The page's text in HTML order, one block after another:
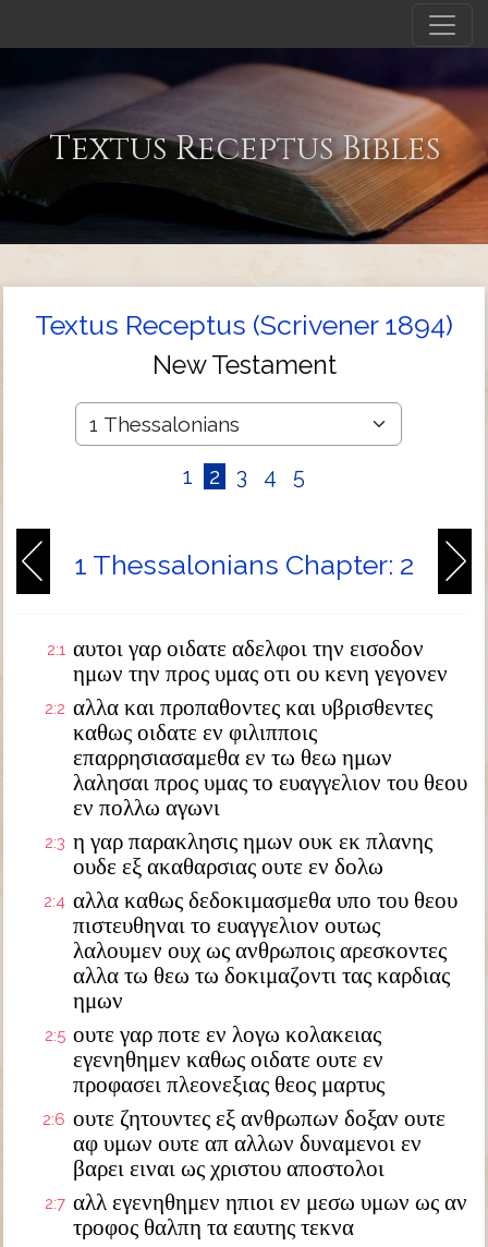
Textus Receptus Bibles
Textus Receptus (Scrivener 1894)
New Testament
1 2 3 4 5
1 Thessalonians Chapter: 2
2:1 αυτοι γαρ οιδατε αδελφοι την εισοδον
ημων την προς υμας οτι ου κενη γεγονεν
2:2 αλλα και προπαθοντες και υβρισθεντες
καθως οιδατε εν φιλιπποις
επαρρησιασαμεθα εν τω θεω ημων
λαλησαι προς υμας το ευαγγελιον του θεου
εν πολλω αγωνι
2:3 η γαρ παρακλησις ημων ουκ εκ πλανης
ουδε εξ ακαθαρσιας ουτε εν δολω
2:4 αλλα καθως δεδοκιμασμεθα υπο του θεου
πιστευθηναι το ευαγγελιον ουτως
λαλουμεν ουχ ως ανθρωποις αρεσκοντες
αλλα τω θεω τω δοκιμαζοντι τας καρδιας
ημων
2:5 ουτε γαρ ποτε εν λογω κολακειας
εγενηθημεν καθως οιδατε ουτε εν
προφασει πλεονεξιας θεος μαρτυς
2:6 ουτε ζητουντες εξ ανθρωπων δοξαν ουτε
αφ υμων ουτε απ αλλων δυναμενοι εν
βαρει ειναι ως χριστου αποστολοι
2:7 αλλ εγενηθημεν ηπιοι εν μεσω υμων ως αν
τροφος θαλπη τα εαυτης τεκνα